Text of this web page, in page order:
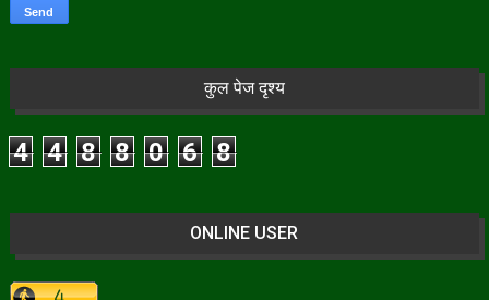
कुल पेज दृश्य
4 4 8 8 0 6 8
ONLINE USER